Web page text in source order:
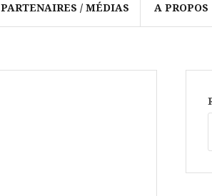
PARTENAIRES / MÉDIAS A PROPOS